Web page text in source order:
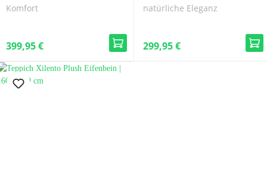
Komfort
399,95 €
natürliche Eleganz
299,95 €